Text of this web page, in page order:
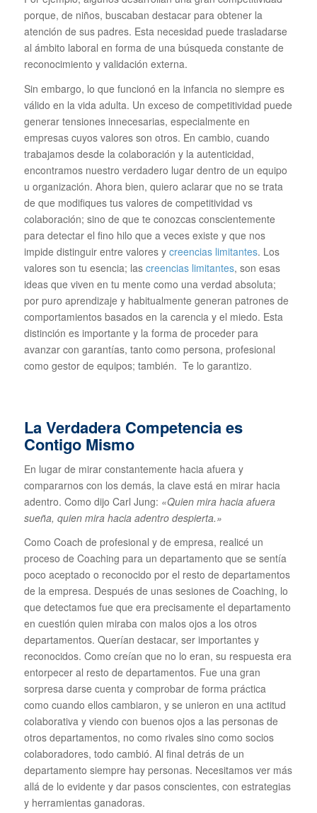
porque, de niños, buscaban destacar para obtener la
atención de sus padres. Esta necesidad puede trasladarse
al ámbito laboral en forma de una búsqueda constante de
reconocimiento y validación externa.
Sin embargo, lo que funcionó en la infancia no siempre es
válido en la vida adulta. Un exceso de competitividad puede
generar tensiones innecesarias, especialmente en
empresas cuyos valores son otros. En cambio, cuando
trabajamos desde la colaboración y la autenticidad,
encontramos nuestro verdadero lugar dentro de un equipo
u organización. Ahora bien, quiero aclarar que no se trata
de que modifiques tus valores de competitividad vs
colaboración; sino de que te conozcas conscientemente
para detectar el fino hilo que a veces existe y que nos
impide distinguir entre valores y creencias limitantes. Los
valores son tu esencia; las creencias limitantes, son esas
ideas que viven en tu mente como una verdad absoluta;
por puro aprendizaje y habitualmente generan patrones de
comportamientos basados en la carencia y el miedo. Esta
distinción es importante y la forma de proceder para
avanzar con garantías, tanto como persona, profesional
como gestor de equipos; también. Te lo garantizo.
La Verdadera Competencia es
Contigo Mismo
En lugar de mirar constantemente hacia afuera y
compararnos con los demás, la clave está en mirar hacia
adentro. Como dijo Carl Jung: «Quien mira hacia afuera
sueña, quien mira hacia adentro despierta.»
Como Coach de profesional y de empresa, realicé un
proceso de Coaching para un departamento que se sentía
poco aceptado o reconocido por el resto de departamentos
de la empresa. Después de unas sesiones de Coaching, lo
que detectamos fue que era precisamente el departamento
en cuestión quien miraba con malos ojos a los otros
departamentos. Querían destacar, ser importantes y
reconocidos. Como creían que no lo eran, su respuesta era
entorpecer al resto de departamentos. Fue una gran
sorpresa darse cuenta y comprobar de forma práctica
como cuando ellos cambiaron, y se unieron en una actitud
colaborativa y viendo con buenos ojos a las personas de
otros departamentos, no como rivales sino como socios
colaboradores, todo cambió. Al final detrás de un
departamento siempre hay personas. Necesitamos ver más
allá de lo evidente y dar pasos conscientes, con estrategias
y herramientas ganadoras.